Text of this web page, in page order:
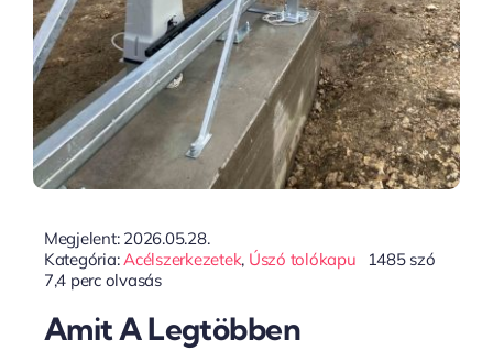
Megjelent: 2026.05.28.
Kategória:Acélszerkezetek, Úszó tolókapu
1485 szó
7,4 perc olvasás
Amit A Legtöbben